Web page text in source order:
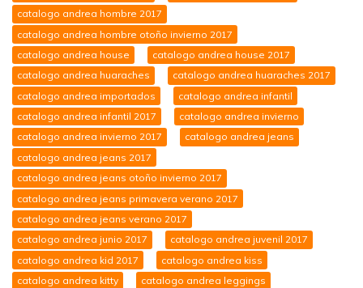
catalogo andrea hombre 2017
catalogo andrea hombre otoño invierno 2017
catalogo andrea house
catalogo andrea house 2017
catalogo andrea huaraches
catalogo andrea huaraches 2017
catalogo andrea importados
catalogo andrea infantil
catalogo andrea infantil 2017
catalogo andrea invierno
catalogo andrea invierno 2017
catalogo andrea jeans
catalogo andrea jeans 2017
catalogo andrea jeans otoño invierno 2017
catalogo andrea jeans primavera verano 2017
catalogo andrea jeans verano 2017
catalogo andrea junio 2017
catalogo andrea juvenil 2017
catalogo andrea kid 2017
catalogo andrea kiss
catalogo andrea kitty
catalogo andrea leggings